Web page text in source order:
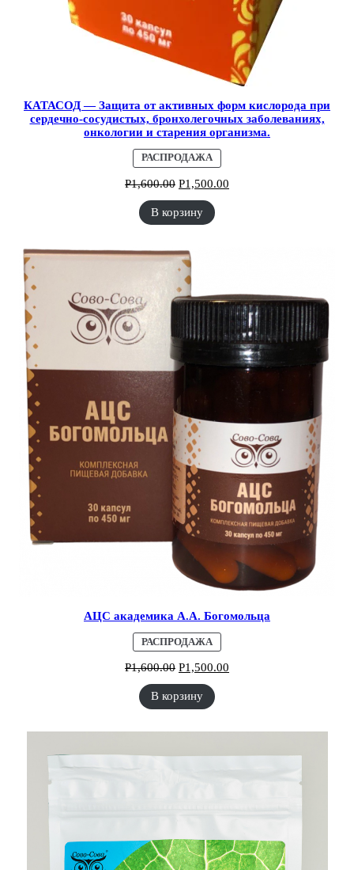
КАТАСОД — Защита от активных форм кислорода при
сердечно-сосудистых, бронхолегочных заболеваниях,
онкологии и старения организма.
РАСПРОДАЖАПРОДАВАЕМЫЙ
ТОВАР
Р1,600.00 Р1,500.00
В корзину
АЦС академика А.А. Богомольца
РАСПРОДАЖА
ТОВАР
Р1,600.00 Р1,500.00
В корзину